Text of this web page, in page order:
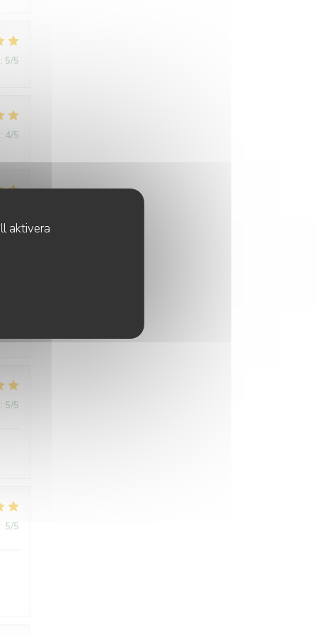
aktivera
: 5/5
: 4/5
: 5/5
: 5/5